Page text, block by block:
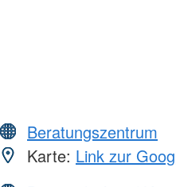
Beratungszentrum
Karte: Link zur